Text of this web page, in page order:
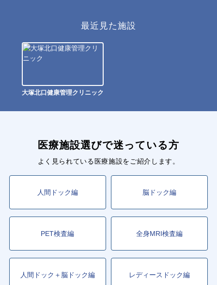
最近見た施設
大塚北口健康管理クリニック
医療施設選びで迷っている方
よく見られている医療施設をご紹介します。
人間ドック編 脳ドック編
PET検査編 全身MRI検査編
人間ドック＋脳ドック編 レディースドック編